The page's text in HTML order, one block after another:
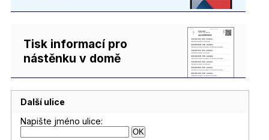
Tisk informací pro
nástěnku v domě
Další ulice
Napište jméno ulice: